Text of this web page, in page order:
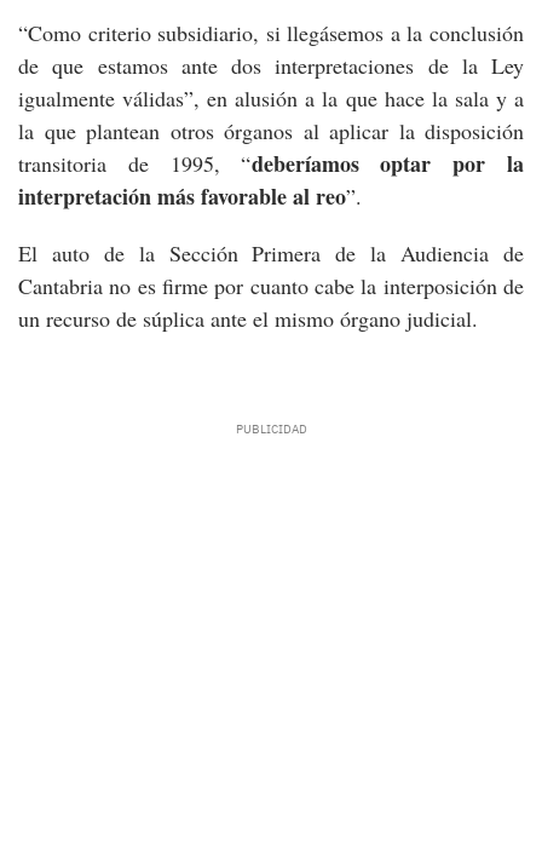
“Como criterio subsidiario, si llegásemos a la conclusión
de que estamos ante dos interpretaciones de la Ley
igualmente válidas”, en alusión a la que hace la sala y a
la que plantean otros órganos al aplicar la disposición
transitoria de 1995, “deberíamos optar por la
interpretación más favorable al reo”.
El auto de la Sección Primera de la Audiencia de
Cantabria no es firme por cuanto cabe la interposición de
un recurso de súplica ante el mismo órgano judicial.